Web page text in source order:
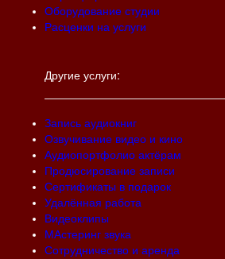
Оборудование студии
Расценки на услуги
Другие услуги:
Запись аудиокниг
Озвучивание видео и кино
Аудиопортфолио актёрам
Продюсирование записи
Сертификаты в подарок
Удалённая работа
Видеоклипы
МАстеринг звука
Сотрудничество и аренда